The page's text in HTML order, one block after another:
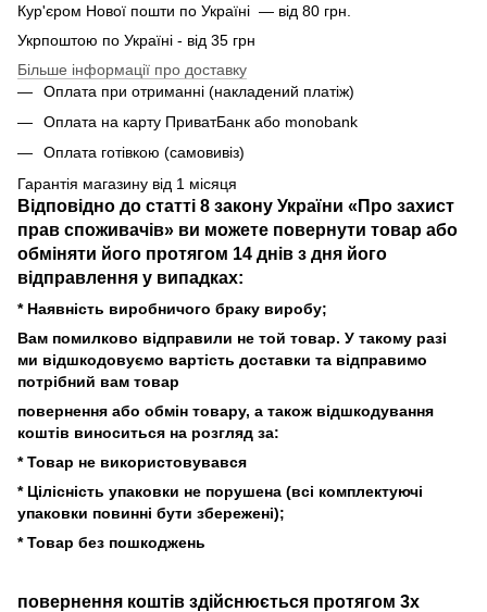
Кур'єром Нової пошти по Україні — від 80 грн.
Укрпоштою по Україні - від 35 грн
Більше інформації про доставку
Оплата при отриманні (накладений платіж)
Оплата на карту ПриватБанк або monobank
Оплата готівкою (самовивіз)
Гарантія магазину від 1 місяця
Відповідно до статті 8 закону України «Про захист
прав споживачів» ви можете повернути товар або
обміняти його протягом 14 днів з дня його
відправлення у випадках:
* Наявність виробничого браку виробу;
Вам помилково відправили не той товар. У такому разі
ми відшкодовуємо вартість доставки та відправимо
потрібний вам товар
повернення або обмін товару, а також відшкодування
коштів виноситься на розгляд за:
* Товар не використовувався
* Цілісність упаковки не порушена (всі комплектуючі
упаковки повинні бути збережені);
* Товар без пошкоджень
повернення коштів здійснюється протягом 3х